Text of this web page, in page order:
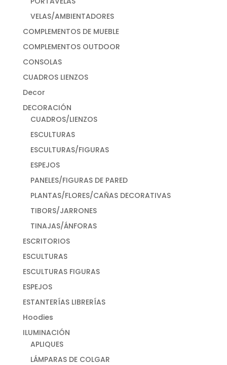
VELAS/AMBIENTADORES
COMPLEMENTOS DE MUEBLE
COMPLEMENTOS OUTDOOR
CONSOLAS
CUADROS LIENZOS
Decor
DECORACIÓN
CUADROS/LIENZOS
ESCULTURAS
ESCULTURAS/FIGURAS
ESPEJOS
PANELES/FIGURAS DE PARED
PLANTAS/FLORES/CAÑAS DECORATIVAS
TIBORS/JARRONES
TINAJAS/ÁNFORAS
ESCRITORIOS
ESCULTURAS
ESCULTURAS FIGURAS
ESPEJOS
ESTANTERÍAS LIBRERÍAS
Hoodies
ILUMINACIÓN
APLIQUES
LÁMPARAS DE COLGAR